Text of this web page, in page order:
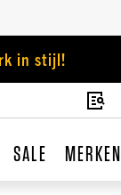
in stijl!
SALE MERKEN